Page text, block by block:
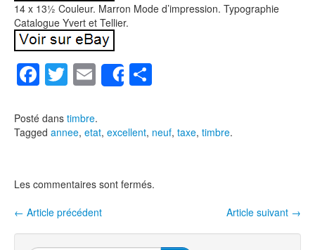
14 x 13½ Couleur. Marron Mode d’impression. Typographie
Catalogue Yvert et Tellier.
F
c
e
o
o
k
T
tt
er
E
m
ail
Share
ta
g
Posté dans timbre.
Tagged annee, etat, excellent, neuf, taxe, timbre.
Les commentaires sont fermés.
Navigation entre les articles
Article suivant →
← Article précédent